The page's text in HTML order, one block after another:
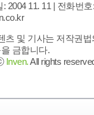
2004 11. 11 | 전화번호
츠 및 기사는 저작권
금합니다.
Inven.All rights